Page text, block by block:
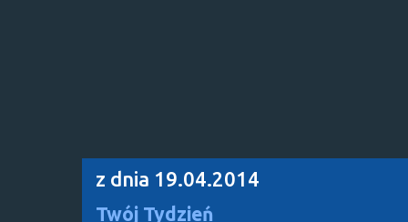
z dnia 19.04.2014
Twój Tydzień